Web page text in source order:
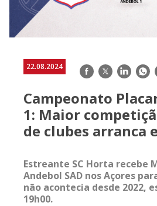
22.08.2024 Facebook
TwitterLinkedIn
Campeonato
1: Maior
de clubes arranca
Estreante SC Horta recebe
Andebol SAD nos Açores
não acontecia desde 2022,
19h00.